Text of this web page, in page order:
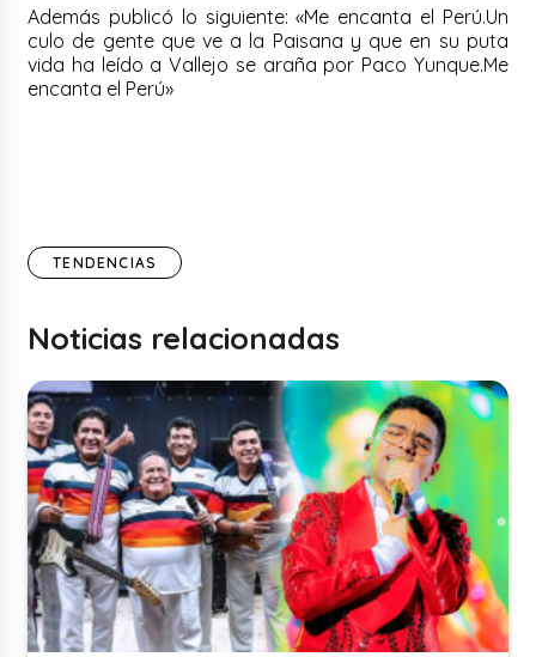
Además publicó lo siguiente: «Me encanta el Perú.Un
culo de gente que ve a la Paisana y que en su puta
vida ha leído a Vallejo se araña por Paco Yunque.Me
encanta el Perú»
TENDENCIAS
Noticias relacionadas